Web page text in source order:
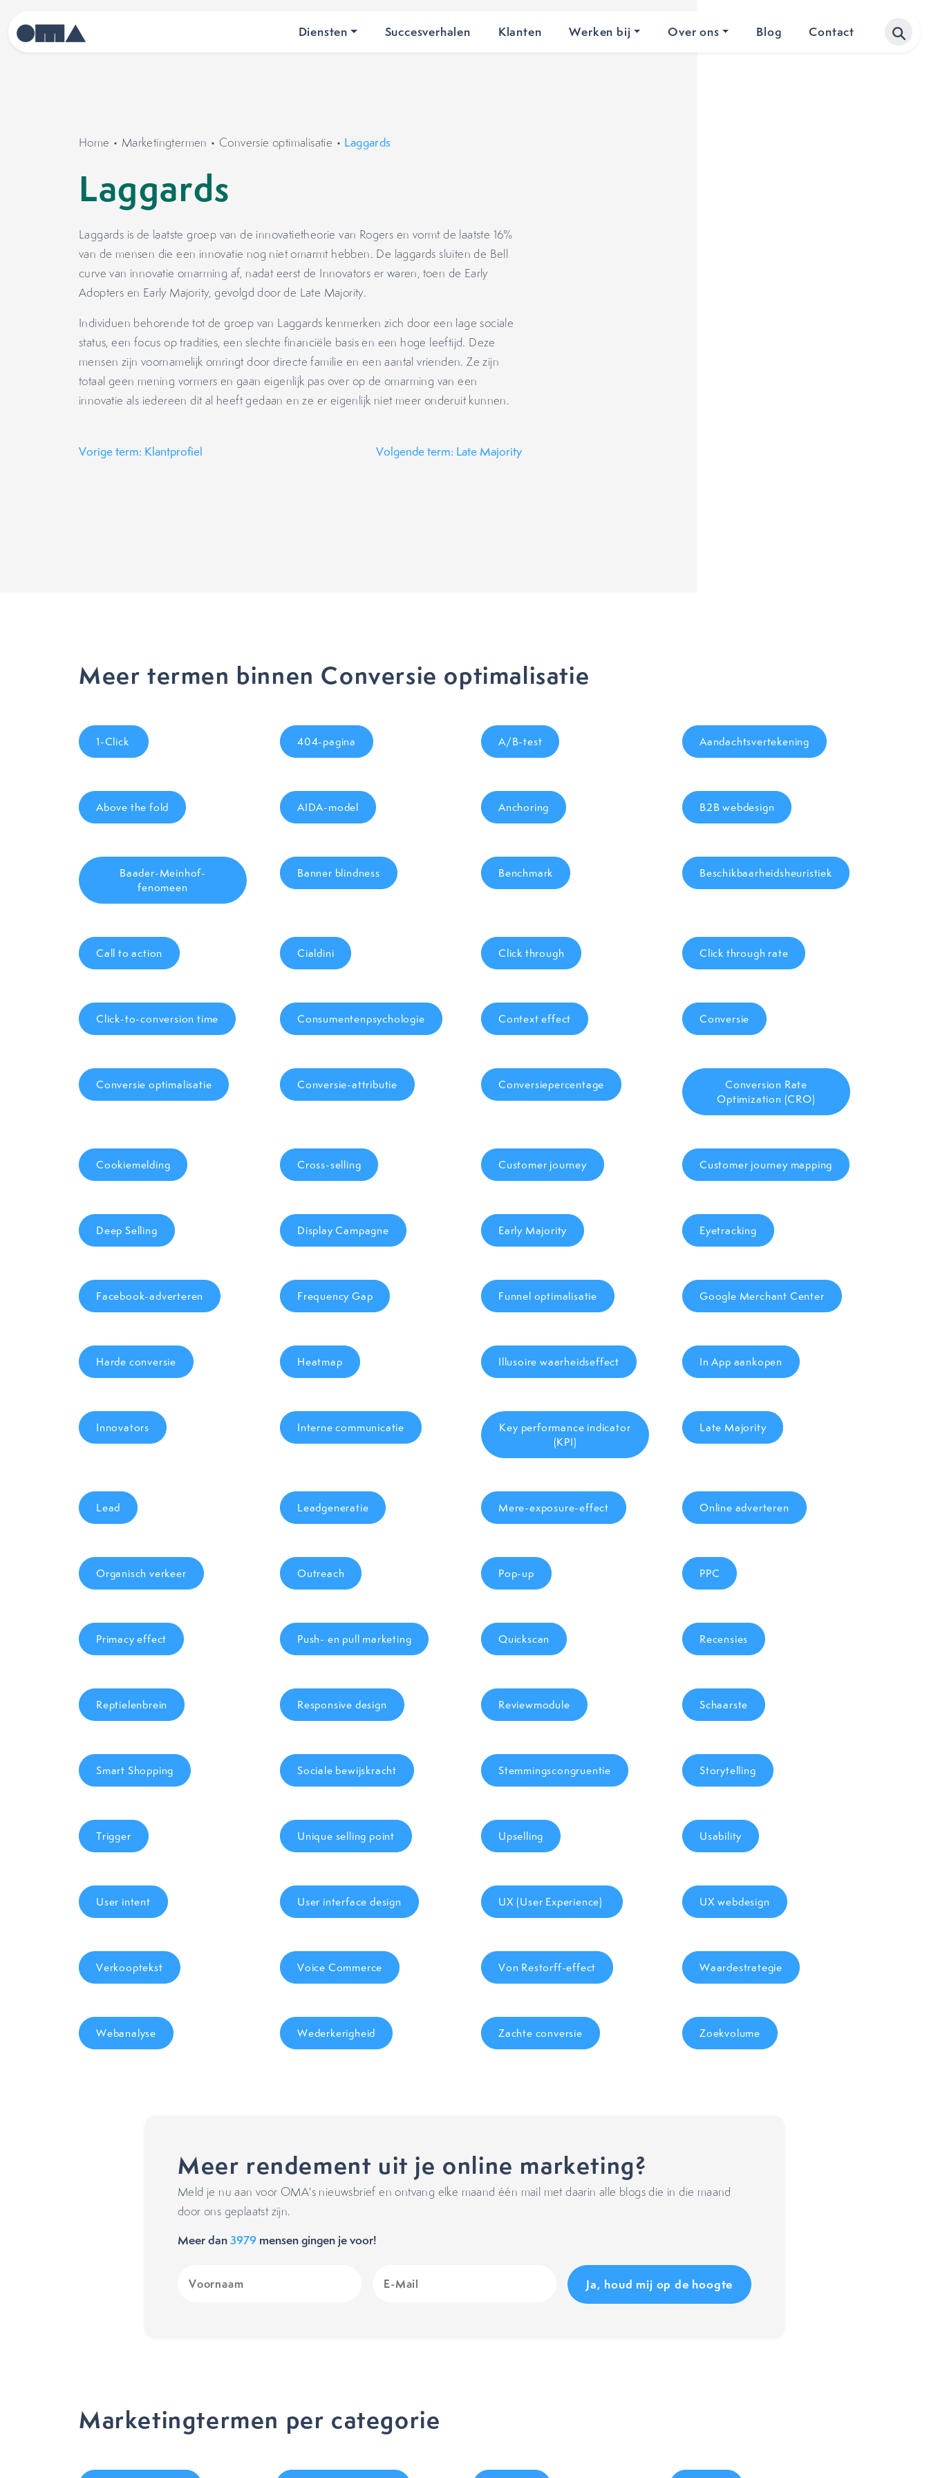
Diensten Succesverhalen Klanten Werken bij Over ons Blog Contact
Home • Marketingtermen • Conversie optimalisatie • Laggards
Laggards
Laggards is de laatste groep van de innovatietheorie van Rogers en vormt de laatste 16%
van de mensen die een innovatie nog niet omarmt hebben. De laggards sluiten de Bell
curve van innovatie omarming af, nadat eerst de Innovators er waren, toen de Early
Adopters en Early Majority, gevolgd door de Late Majority.
Individuen behorende tot de groep van Laggards kenmerken zich door een lage sociale
status, een focus op tradities, een slechte financiële basis en een hoge leeftijd. Deze
mensen zijn voornamelijk omringt door directe familie en een aantal vrienden. Ze zijn
totaal geen mening vormers en gaan eigenlijk pas over op de omarming van een
innovatie als iedereen dit al heeft gedaan en ze er eigenlijk niet meer onderuit kunnen.
Vorige term: Klantprofiel Volgende term: Late Majority
Meer termen binnen Conversie optimalisatie
1-Click 404-pagina A/B-test Aandachtsvertekening
Above the fold AIDA-model Anchoring B2B webdesign
Baader-Meinhof-
fenomeen
Banner blindness Benchmark Beschikbaarheidsheuristiek
Call to action Cialdini Click through Click through rate
Click-to-conversion time Consumentenpsychologie Context effect Conversie
Conversie optimalisatie Conversie-attributie Conversiepercentage
Conversion Rate
Optimization (CRO)
Cookiemelding Cross-selling Customer journey Customer journey mapping
Deep Selling Display Campagne Early Majority Eyetracking
Facebook-adverteren Frequency Gap Funnel optimalisatie Google Merchant Center
Harde conversie Heatmap Illusoire waarheidseffect In App aankopen
Innovators Interne communicatie
Key performance indicator
(KPI)
Late Majority
Lead Leadgeneratie Mere-exposure-effect Online adverteren
Organisch verkeer Outreach Pop-up PPC
Primacy effect Push- en pull marketing Quickscan Recensies
Reptielenbrein Responsive design Reviewmodule Schaarste
Smart Shopping Sociale bewijskracht Stemmingscongruentie Storytelling
Trigger Unique selling point Upselling Usability
User intent User interface design UX (User Experience) UX webdesign
Verkooptekst Voice Commerce Von Restorff-effect Waardestrategie
Webanalyse Wederkerigheid Zachte conversie Zoekvolume
Meer rendement uit je online marketing?
Meld je nu aan voor OMA's nieuwsbrief en ontvang elke maand één mail met daarin alle blogs die in die maand
door ons geplaatst zijn.
Meer dan3979 mensen gingen je voor!
(Vereist)
Mail
Marketingtermen per categorie